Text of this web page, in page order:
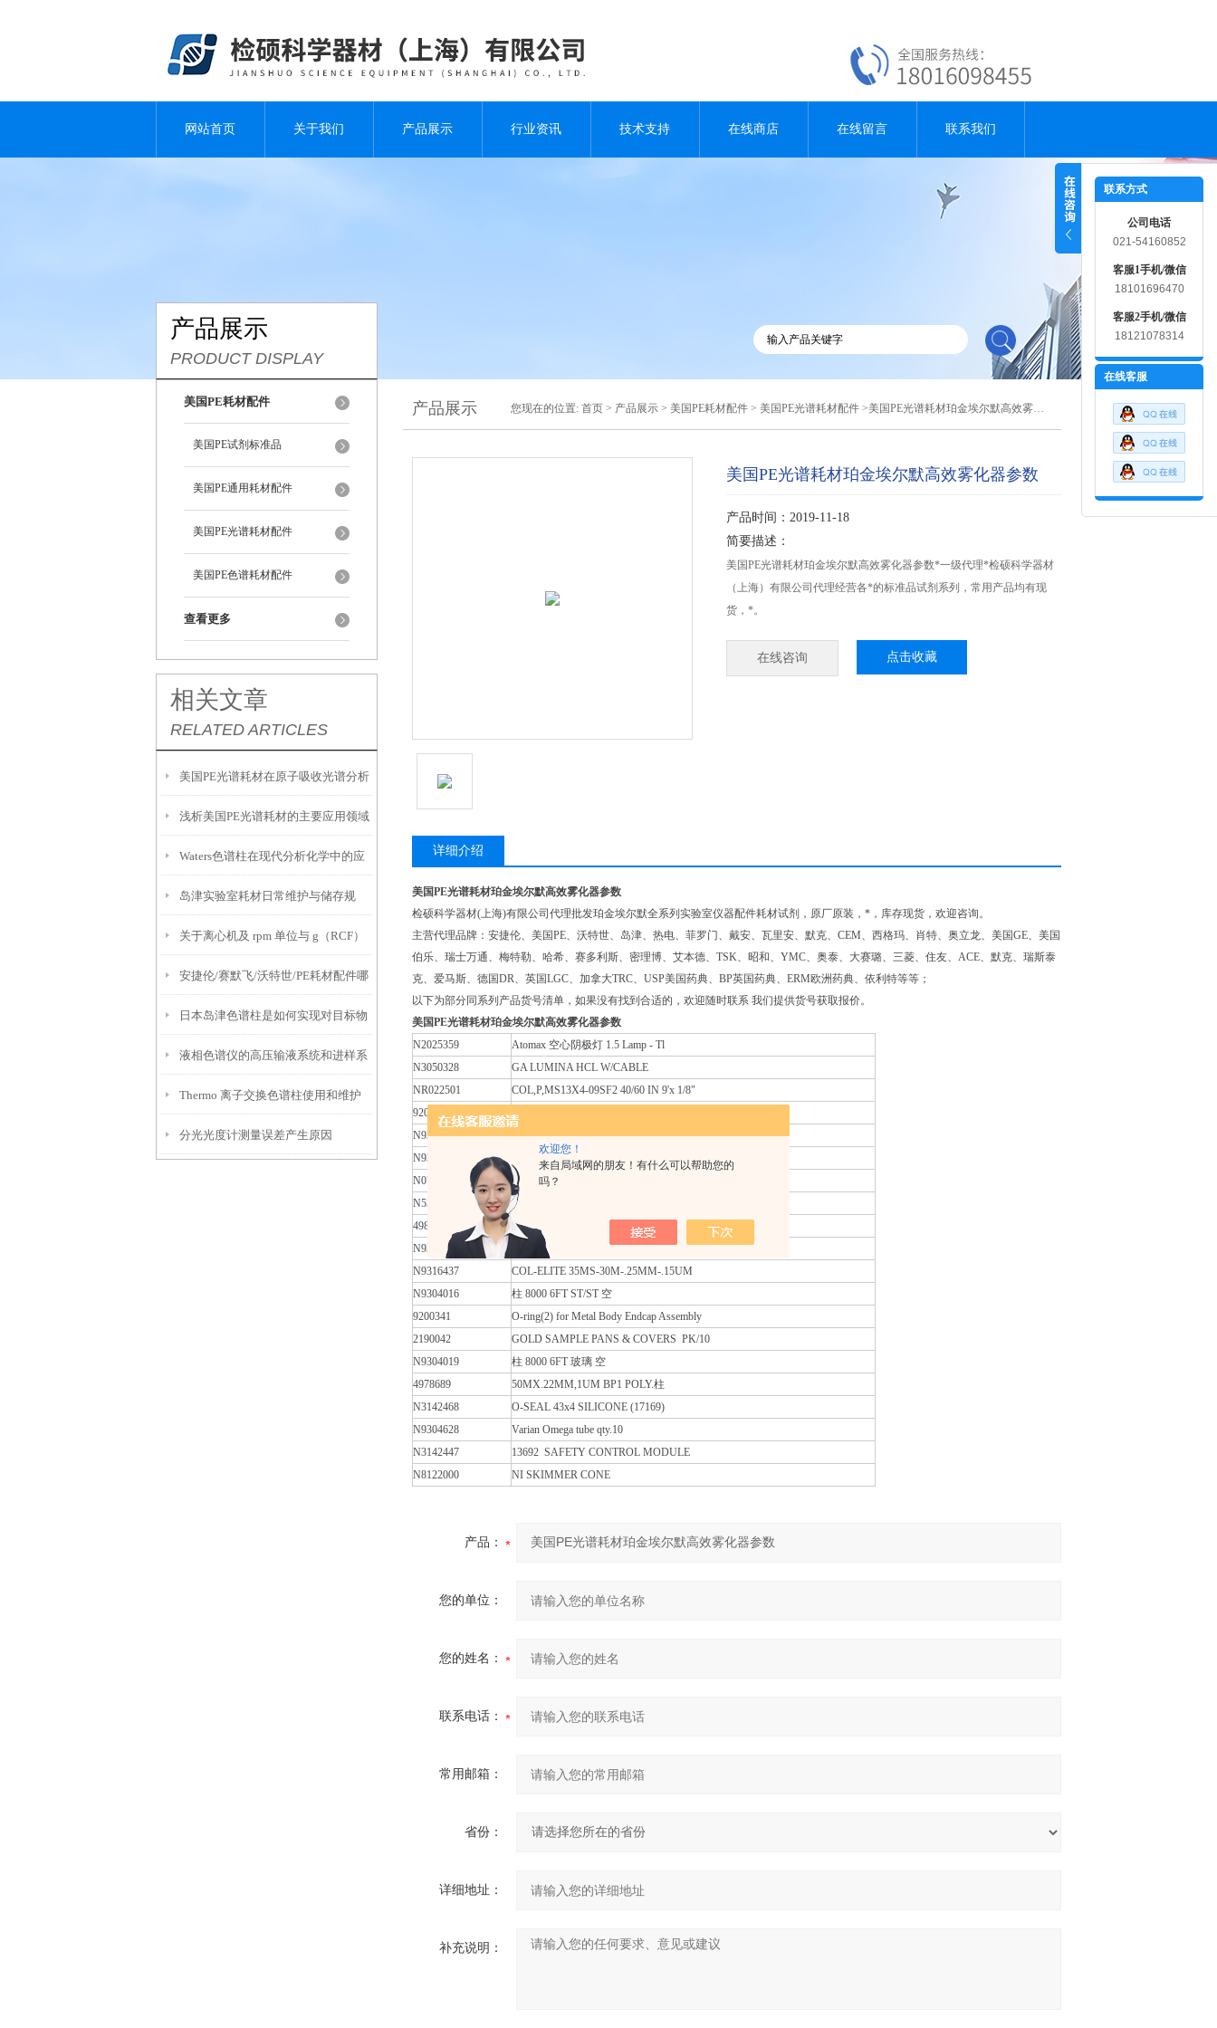
欢迎您！
来自局域网的朋友！有什么可以帮助您的
吗？
网站首页 关于我们 产品展示 行业资讯 技术支持 在线商店 在线留言 联系我们
产品展示
PRODUCT DISPLAY
美国PE耗材配件
美国PE试剂标准品
美国PE通用耗材配件
美国PE光谱耗材配件
美国PE色谱耗材配件
查看更多
相关文章
RELATED ARTICLES
美国PE光谱耗材在原子吸收光谱分析
中的应用
浅析美国PE光谱耗材的主要应用领域
和行业
Waters色谱柱在现代分析化学中的应
用
岛津实验室耗材日常维护与储存规
范，延长使用寿命
关于离心机及 rpm 单位与 g（RCF）
单位的换算
安捷伦/赛默飞/沃特世/PE耗材配件哪
家强？检硕科学器材一站式代理与维
修指南
日本岛津色谱柱是如何实现对目标物
质的分离与纯化的？
液相色谱仪的高压输液系统和进样系
统
Thermo 离子交换色谱柱使用和维护
说明
分光光度计测量误差产生原因
产品展示 您现在的位置: 首页 > 产品展示 > 美国PE耗材配件 > 美国PE光谱耗材配件 >美国PE光谱耗材珀金埃尔默高效雾化器参数
美国PE光谱耗材珀金埃尔默高效雾化器参数
产品时间：2019-11-18
简要描述：
美国PE光谱耗材珀金埃尔默高效雾化器参数*一级代理*检硕科学器材
（上海）有限公司代理经营各*的标准品试剂系列，常用产品均有现
货，*。
在线咨询 点击收藏
详细介绍
美国PE光谱耗材珀金埃尔默高效雾化器参数
检硕科学器材(上海)有限公司代理批发珀金埃尔默全系列实验室仪器配件耗材试剂，原厂原装，*，库存现货，欢迎咨询。
主营代理品牌：安捷伦、美国PE、沃特世、岛津、热电、菲罗门、戴安、瓦里安、默克、CEM、西格玛、肖特、奥立龙、美国GE、美国
伯乐、瑞士万通、梅特勒、哈希、赛多利斯、密理博、艾本德、TSK、昭和、YMC、奥泰、大赛璐、三菱、住友、ACE、默克、瑞斯泰
克、爱马斯、德国DR、英国LGC、加拿大TRC、USP美国药典、BP英国药典、ERM欧洲药典、依利特等等；
以下为部分同系列产品货号清单，如果没有找到合适的，欢迎随时联系 我们提供货号获取报价。
美国PE光谱耗材珀金埃尔默高效雾化器参数
N2025359
Atomax 空心阴极灯 1.5 Lamp - Tl
N3050328
GA LUMINA HCL W/CABLE
NR022501
COL,P,MS13X4-09SF2 40/60 IN 9'x 1/8"
9200340
O-ring for High Sensitivity Plastic Nebu
N9304624
Varian Bone platform qty.10
N9303394
REDUCED ACTIVITY 3X8 C-18
N0777525
Twister cyclonic spray chamber w/Helix
N5353107
PMMA-DMS200 0.5X8X40 10 PC/SET
4986124
柱 S/S 1/8 X 4M FILLED
N9308231
Oil STD Sulfur conc.1000 Á g/g -50g
N9316437
COL-ELITE 35MS-30M-.25MM-.15UM
N9304016
柱 8000 6FT ST/ST 空
9200341
O-ring(2) for Metal Body Endcap Assembly
2190042
GOLD SAMPLE PANS & COVERS PK/10
N9304019
柱 8000 6FT 玻璃 空
4978689
50MX.22MM,1UM BP1 POLY.柱
N3142468
O-SEAL 43x4 SILICONE (17169)
N9304628
Varian Omega tube qty.10
N3142447
13692 SAFETY CONTROL MODULE
N8122000
NI SKIMMER CONE
产品：
您的单位：
您的姓名：
联系电话：
常用邮箱：
省份：
详细地址：
补充说明：
联系方式
公司电话
021-54160852
客服1手机/微信
18101696470
客服2手机/微信
18121078314
在线客服